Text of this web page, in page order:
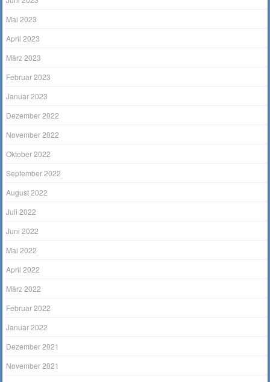
Mai 2023
April 2023
März 2023
Februar 2023
Januar 2023
Dezember 2022
November 2022
Oktober 2022
September 2022
August 2022
Juli 2022
Juni 2022
Mai 2022
April 2022
März 2022
Februar 2022
Januar 2022
Dezember 2021
November 2021